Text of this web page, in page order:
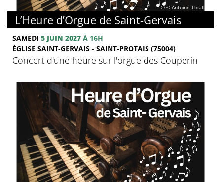
© © Antoine Thiallier
L’Heure d’Orgue de Saint-Gervais
SAMEDI 5 JUIN 2027 À 16H
ÉGLISE SAINT-GERVAIS - SAINT-PROTAIS (75004)
Concert d'une heure sur l'orgue des Couperin